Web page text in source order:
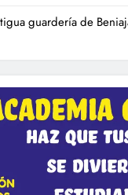
guardería de